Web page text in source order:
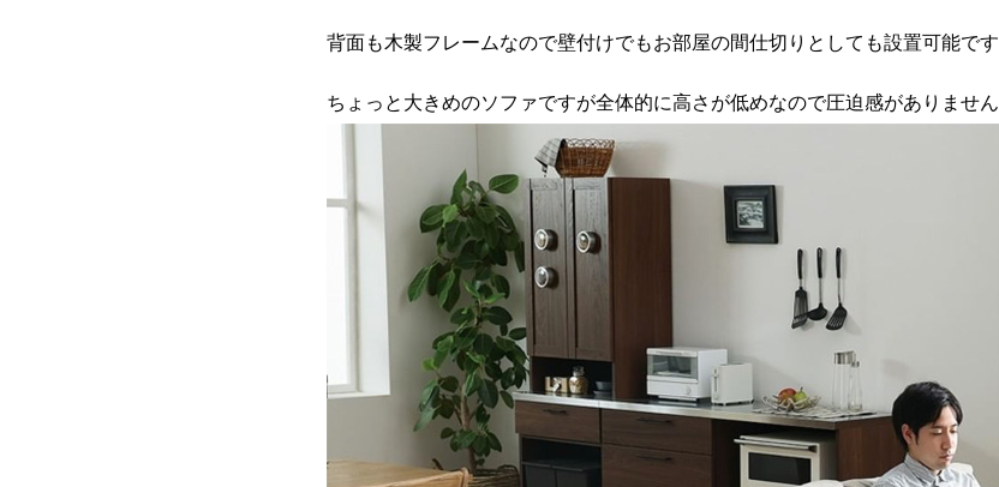
背面も木製フレームなので壁付けでもお部屋の間仕切りとしても設置可能です
ちょっと大きめのソファですが全体的に高さが低めなので圧迫感がありません